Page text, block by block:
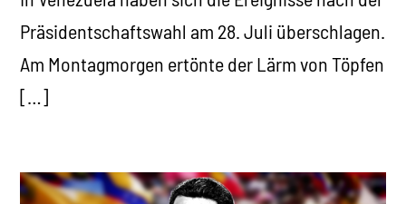
Präsidentschaftswahl am 28. Juli überschlagen.
Am Montagmorgen ertönte der Lärm von Töpfen
[…]